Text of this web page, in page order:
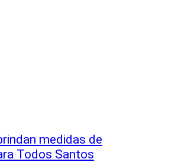
medidas de
Todos Santos